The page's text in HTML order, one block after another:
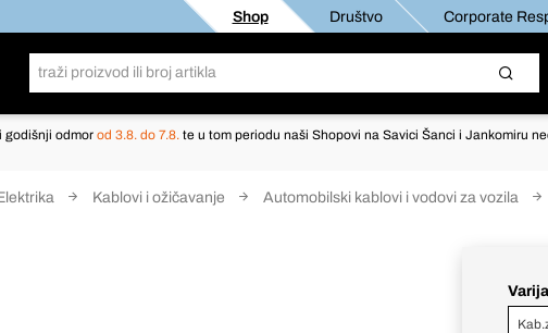
Shop Društvo Corporate
godišnji odmor od 3.8. do 7.8. te u tom periodu naši Shopovi na Savici Šanci i Jankomiru
Kablovi i ožičavanje Automobilski kablovi i vodovi za vozila